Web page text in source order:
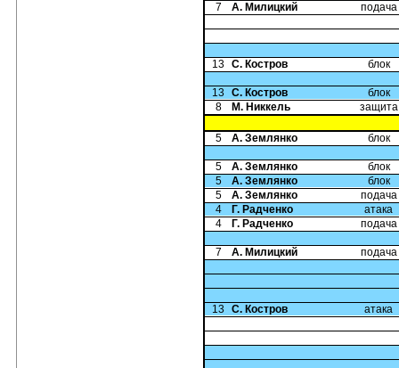
7 А. Милицкий подача
13 С. Костров блок
13 С. Костров
блок
8
М. Никкель защита
5 А. Землянко блок
5 А. Землянко
блок
5
А. Землянко
блок
5
А. Землянко
подача
4
Г. Радченко
атака
4
Г. Радченко подача
7 А. Милицкий подача
13 С. Костров атака